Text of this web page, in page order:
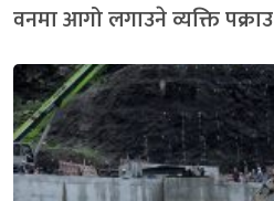
वनमा आगो लगाउने व्यक्ति पक्राउ